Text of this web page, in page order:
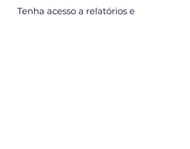
Tenha acesso a relatórios e